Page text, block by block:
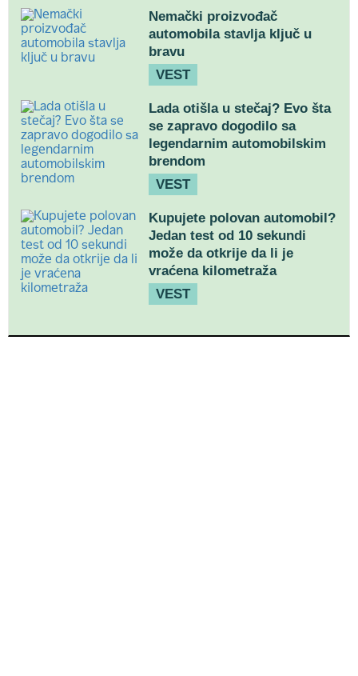
Nemački proizvođač
automobila stavlja ključ u
bravu
VEST
Lada otišla u stečaj? Evo šta
se zapravo dogodilo sa
legendarnim automobilskim
brendom
VEST
Kupujete polovan automobil?
Jedan test od 10 sekundi
može da otkrije da li je
vraćena kilometraža
VEST